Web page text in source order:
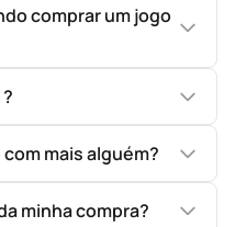
comprar um jogo
mais alguém?
minha compra?